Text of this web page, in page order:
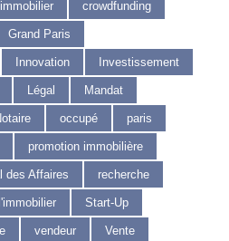
crowdfunding
Grand Paris
Innovation Investissement
Légal Mandat
occupé paris
promotion immobilière
des Affaires recherche
Start-Up
vendeur Vente